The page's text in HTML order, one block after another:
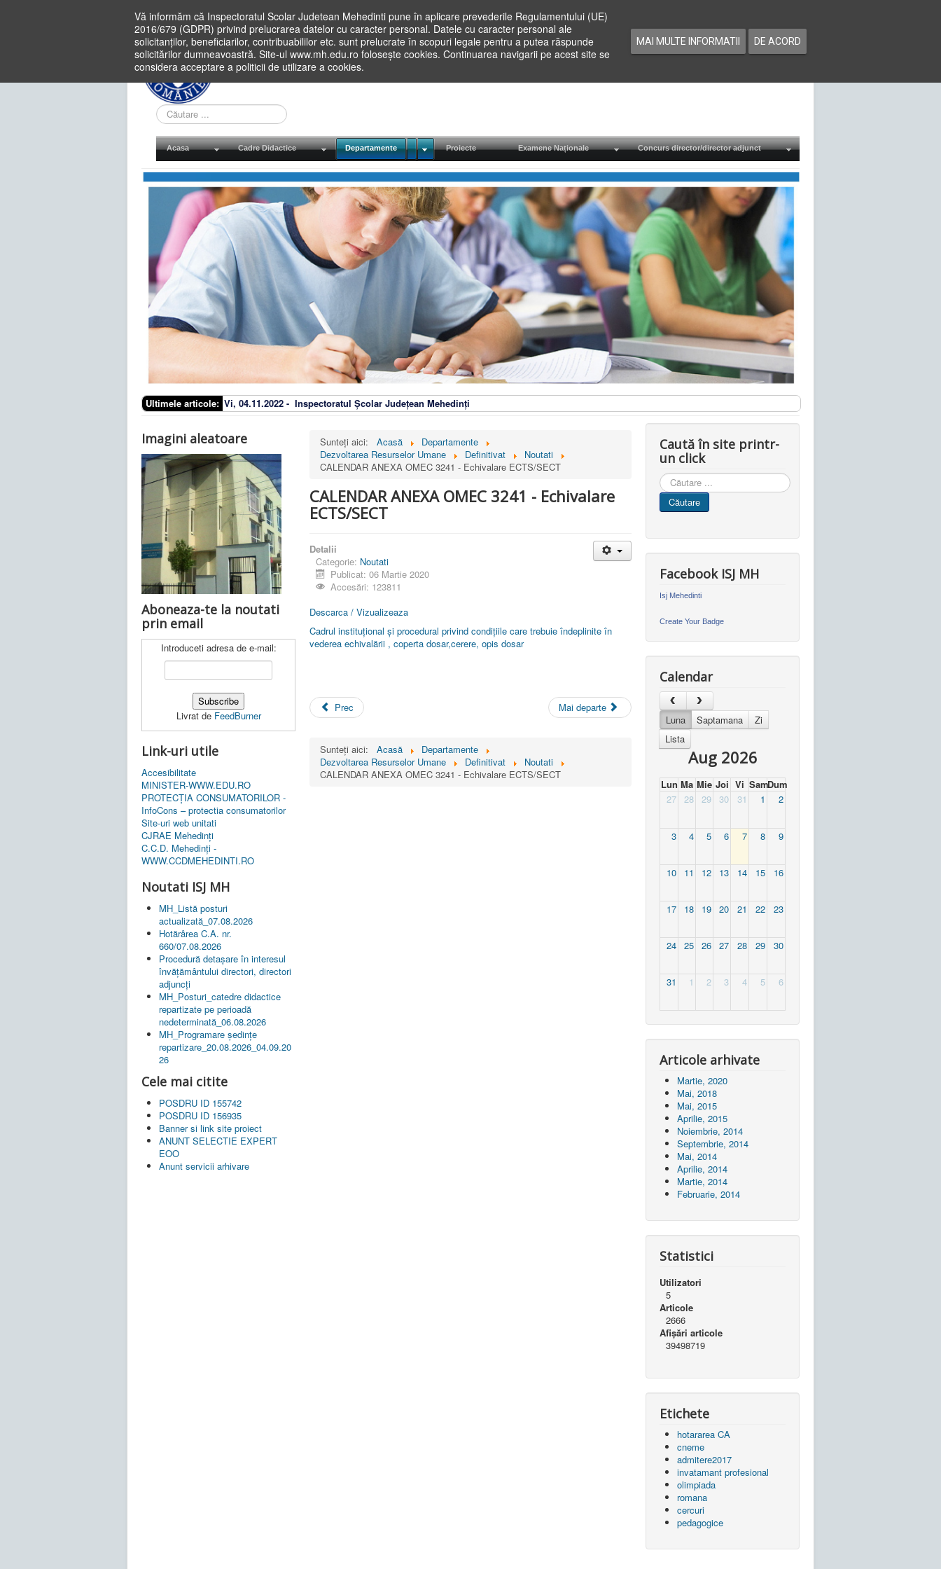
Vă informăm că Inspectoratul Scolar Judetean Mehedinti pune în aplicare prevederile Regulamentului (UE)
2016/679 (GDPR) privind prelucrarea datelor cu caracter personal. Datele cu caracter personal ale
solicitanților, beneficiarilor, contribuabililor etc. sunt prelucrate în scopuri legale pentru a putea răspunde
solicitărilor dumneavoastră. Site-ul www.mh.edu.ro folosește cookies. Continuarea navigarii pe acest site se
considera acceptare a politicii de utilizare a cookies.
MAI MULTE INFORMATII DE ACORD
Cauta
in
site
Acasa Cadre Didactice Departamente Proiecte Examene Naționale Concurs director/director adjunct
Ultimele articole: Vi, 04.11.2022 - Inspectoratul Școlar Județean Mehedinți
Imagini aleatoare
Aboneaza-te la noutati
prin email
Introduceti adresa de e-mail:
Livrat de FeedBurner
Link-uri utile
Accesibilitate
MINISTER-WWW.EDU.RO
PROTECȚIA CONSUMATORILOR -
InfoCons – protectia consumatorilor
Site-uri web unitati
CJRAE Mehedinți
C.C.D. Mehedinţi -
WWW.CCDMEHEDINTI.RO
Noutati ISJ MH
MH_Listă posturi
actualizată_07.08.2026
Hotărârea C.A. nr.
660/07.08.2026
Procedură detașare în interesul
învățământului directori, directori
adjuncți
MH_Posturi_catedre didactice
repartizate pe perioadă
nedeterminată_06.08.2026
MH_Programare ședințe
repartizare_20.08.2026_04.09.20
26
Cele mai citite
POSDRU ID 155742
POSDRU ID 156935
Banner si link site proiect
ANUNT SELECTIE EXPERT
EOO
Anunt servicii arhivare
Sunteți aici: Acasă
Departamente
Dezvoltarea Resurselor Umane
Definitivat
Noutati
CALENDAR ANEXA OMEC 3241 - Echivalare ECTS/SECT
CALENDAR ANEXA OMEC 3241 - Echivalare
ECTS/SECT
Detalii
Categorie: Noutati
Publicat: 06 Martie 2020
Accesări: 123811
Descarca / Vizualizeaza
Cadrul instituţional şi procedural privind condiţiile care trebuie îndeplinite în
vederea echivalării , coperta dosar,cerere, opis dosar
Prec Mai departe
Sunteți aici: Acasă
Departamente
Dezvoltarea Resurselor Umane
Definitivat
Noutati
CALENDAR ANEXA OMEC 3241 - Echivalare ECTS/SECT
Caută în site printr-
un click
Cauta
in
site
Căutare
Facebook ISJ MH
Isj Mehedinti
Create Your Badge
Calendar
Luna Saptamana
Zi
Lista
Aug 2026
Lun Ma Mie Joi Vi SamDum
27
28 29 30 31 1 2
3 4 5 6 7 8 9
10 11 12 13 14 15 16
17 18 19 20 21 22 23
24 25 26 27 28 29 30
31 1 2 3 4 5 6
Articole arhivate
Martie, 2020
Mai, 2018
Mai, 2015
Aprilie, 2015
Noiembrie, 2014
Septembrie, 2014
Mai, 2014
Aprilie, 2014
Martie, 2014
Februarie, 2014
Statistici
Utilizatori
5
Articole
2666
Afișări articole
39498719
Etichete
hotararea CA
cneme
admitere2017
invatamant profesional
olimpiada
romana
cercuri
pedagogice